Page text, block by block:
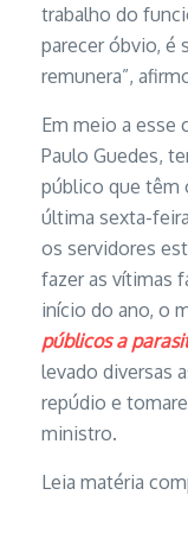
trabalho do
parecer óbvio, é
remunera”,
Em meio a esse
Paulo Guedes,
público que têm
última sexta-
os servidores
fazer as vítimas
início do ano, o
públicos a
levado diversas
repúdio e
ministro.
Leia matéria